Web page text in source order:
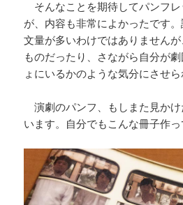
そんなことを期待してパンフ
が、内容も非常によかったです
文量が多いわけではありません
ものだったり、さながら自分が
ょにいるかのような気分にさせら
演劇のパンフ、もしまた見か
います。自分でもこんな冊子作っ